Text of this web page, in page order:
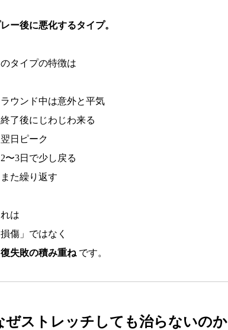
ー後に悪化するタイプ。
タイプの特徴は
ウンド中は意外と平気
了後にじわじわ来る
日ピーク
〜3日で少し戻る
た繰り返す
は
傷」ではなく
失敗の積み重ね です。
ぜストレッチしても治らないのか